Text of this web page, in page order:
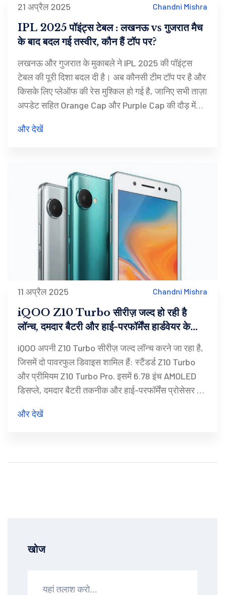
21 अप्रैल 2025 Chandni Mishra
IPL 2025 पॉइंट्स टेबल : लखनऊ vs गुजरात मैच
के बाद बदल गई तस्वीर, कौन हैं टॉप पर?
लखनऊ और गुजरात के मुकाबले ने IPL 2025 की पॉइंट्स
टेबल की पूरी दिशा बदल दी है। अब कौनसी टीम टॉप पर है और
किसके लिए प्लेऑफ की रेस मुश्किल हो गई है, जानिए सभी ताज़ा
अपडेट सहित Orange Cap और Purple Cap की दौड़ में
और देखें
11 अप्रैल 2025 Chandni Mishra
iQOO Z10 Turbo सीरीज़ जल्द हो रही है
लॉन्च, दमदार बैटरी और हाई-परफॉर्मेंस हार्डवेयर के
iQOO अपनी Z10 Turbo सीरीज़ जल्द लॉन्च करने जा रहा है,
जिसमें दो पावरफुल डिवाइस शामिल हैं: स्टैंडर्ड Z10 Turbo
और प्रीमियम Z10 Turbo Pro. इसमें 6.78 इंच AMOLED
डिसप्ले, दमदार बैटरी तकनीक और हाई-परफॉर्मेंस प्रोसेसर के
और देखें
खोज